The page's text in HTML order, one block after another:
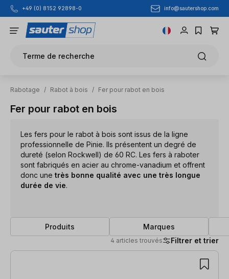
Passer au contenu principal
+49 (0) 8152 92898-0 info@sautershop.com
Terme de recherche
Rabotage / Rabot à bois / Fer pour rabot en bois
Fer pour rabot en bois
Les fers pour le rabot à bois sont issus de la ligne
professionnelle de Pinie. Ils présentent un degré de
dureté (selon Rockwell) de 60 RC. Les fers à raboter
sont fabriqués en acier au chrome-vanadium et offrent
donc une très bonne qualité avec une très longue
durée de vie.
Produits Marques
4 articles trouvés Filtrer et trier
4 articles trouvés